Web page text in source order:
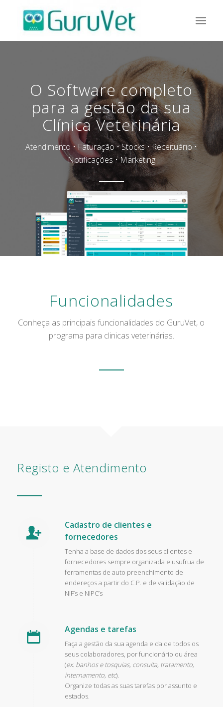
O Software completo
para a gestão da sua
Clínica Veterinária
Atendimento • Faturação • Stocks • Receituário •
Notificações • Marketing
Funcionalidades
Conheça as principais funcionalidades do GuruVet, o
programa para clinicas veterinárias.
Registo e Atendimento
Cadastro de clientes e
fornecedores
Tenha a base de dados dos seus clientes e
fornecedores sempre organizada e usufrua de
ferramentas de auto preenchimento de
endereços a partir do C.P. e de validação de
NIF’s e NIPC’s
Agendas e tarefas
Faça a gestão da sua agenda e da de todos os
seus colaboradores, por funcionário ou área
(ex. banhos e tosquias, consulta, tratamento,
internamento, etc).
Organize todas as suas tarefas por assunto e
estados.